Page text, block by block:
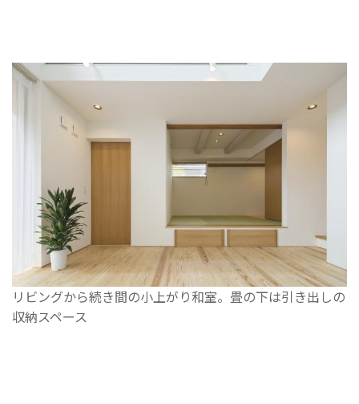
リビングから続き間の小上がり和室。畳の下は引き出しの
収納スペース